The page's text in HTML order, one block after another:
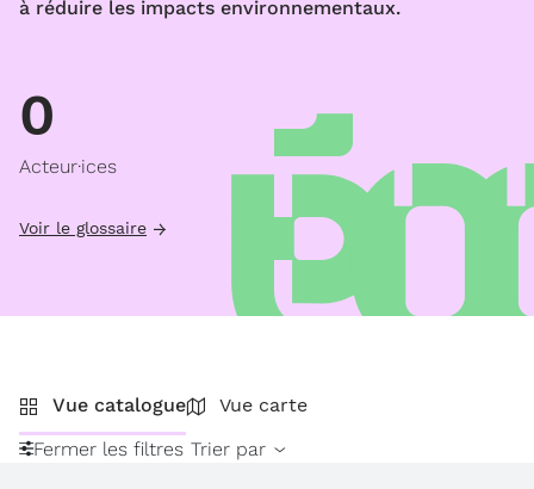
à réduire les impacts environnementaux.
0
Acteur·ices
Voir le glossaire
Vue catalogue
Vue carte
Fermer les filtres Trier par